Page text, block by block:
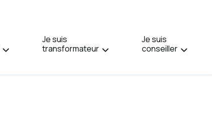
Je suis
transformateur
Je suis
conseiller
ENGLISH.